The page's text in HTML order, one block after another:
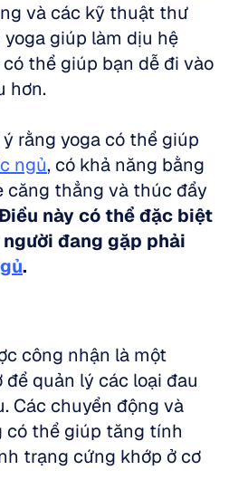
và các kỹ thuật thư
giúp làm dịu hệ
thể giúp bạn dễ đi vào
hơn.
ngủ, có khả năng bằng
căng thẳng và thúc đẩy
này có thể đặc biệt
đang gặp phải
.
công nhận là một
quản lý các loại đau
Các chuyển động và
có thể giúp tăng tính
trạng cứng khớp ở cơ